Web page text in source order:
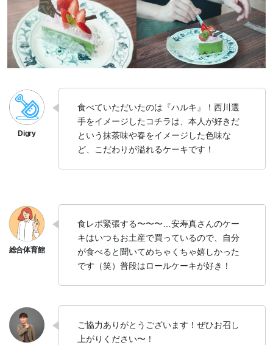
食べていただいたのは『ハルキ』！西川選
手をイメージしたコチラは、本人が好きだ
という抹茶味や春をイメージした色味な
ど、こだわりが溢れるケーキです！
食レポ緊張する〜〜〜…安寿真さんのケー
キはいつもお土産で買っているので、自分
が食べると聞いてめちゃくちゃ嬉しかった
です（笑）普段はロールケーキが好き！
ご協力ありがとうございます！ぜひお召し
上がりください〜！